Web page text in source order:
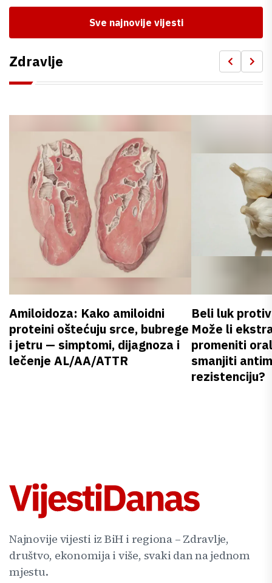
Sve najnovije vijesti
Zdravlje
Amiloidoza: Kako amiloidni
proteini oštećuju srce, bubrege
i jetru — simptomi, dijagnoza i
lečenje AL/AA/ATTR
Beli luk
Može li
promeniti
smanjiti
rezistenciju?
Najnovije vijesti iz BiH i regiona – Zdravlje,
društvo, ekonomija i više, svaki dan na jednom
mjestu.